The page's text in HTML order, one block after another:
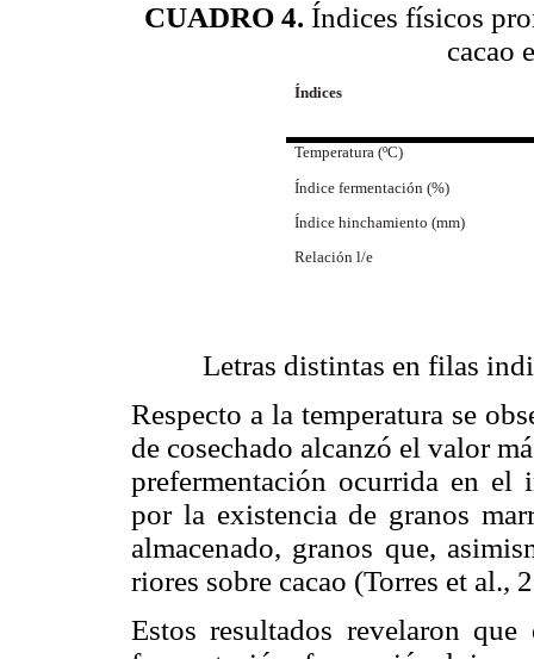
CUADRO 4. Índices físicos
cacao
Índices
Temperatura (ºC)
Índice fermentación (%)
Índice hinchamiento (mm)
Relación l/e
Letras distintas en filas
Respecto a la temperatura se
de cosechado alcanzó el valor
prefermen­tación ocurrida en el
por la existencia de granos
almacenado, granos que,
riores sobre cacao (Torres et al.,
Estos resultados revelaron